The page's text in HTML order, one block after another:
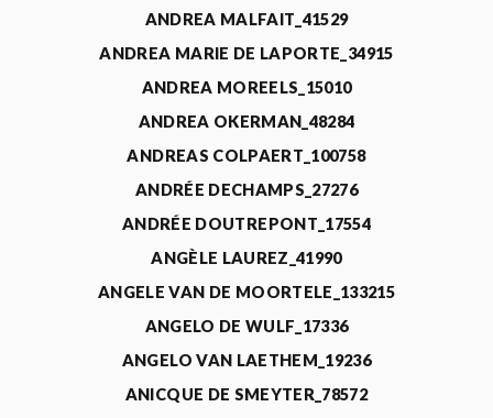
ANDREA MALFAIT_41529
ANDREA MARIE DE LAPORTE_34915
ANDREA MOREELS_15010
ANDREA OKERMAN_48284
ANDREAS COLPAERT_100758
ANDRÉE DECHAMPS_27276
ANDRÉE DOUTREPONT_17554
ANGÈLE LAUREZ_41990
ANGELE VAN DE MOORTELE_133215
ANGELO DE WULF_17336
ANGELO VAN LAETHEM_19236
ANICQUE DE SMEYTER_78572